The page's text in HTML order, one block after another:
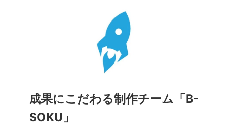
成果にこだわる制作チーム「B-
SOKU」